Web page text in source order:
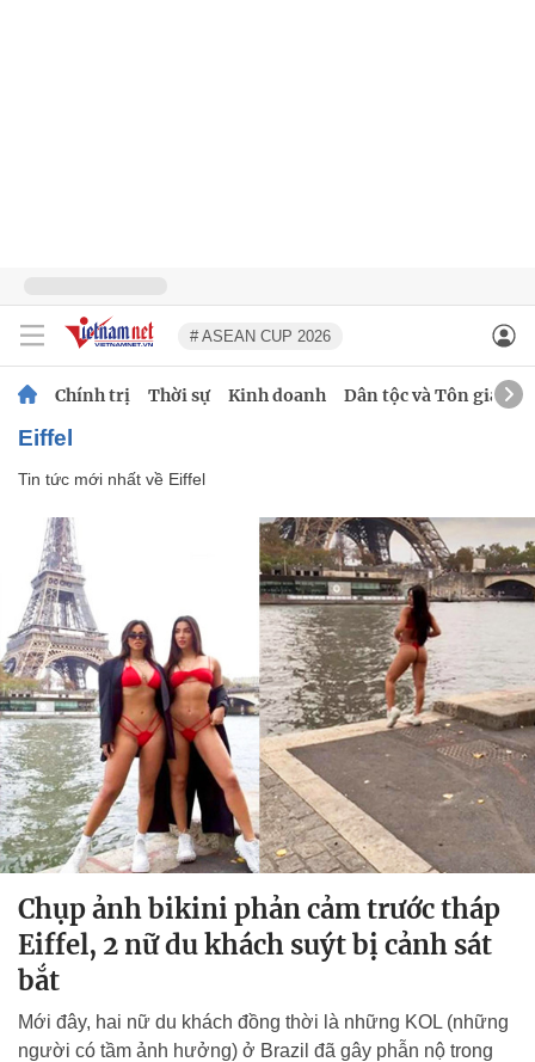
# ASEAN CUP 2026
Chính trị Thời sự Kinh doanh Dân tộc và Tôn giáo
Eiffel
Tin tức mới nhất về Eiffel
Chụp ảnh bikini phản cảm trước tháp
Eiffel, 2 nữ du khách suýt bị cảnh sát
bắt
Mới đây, hai nữ du khách đồng thời là những KOL (những
người có tầm ảnh hưởng) ở Brazil đã gây phẫn nộ trong